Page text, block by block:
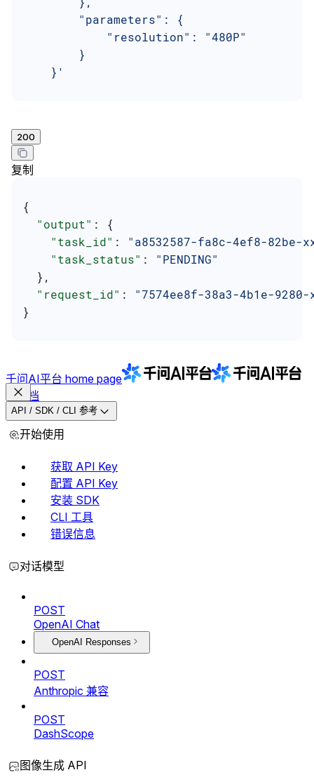
        "parameters": {
            "resolution": "480P"
        }
    }'
200
复制
{
  "output"
: {
    "task_id"
: "a8532587-fa8c-4ef8-82be-
    "task_status"
: "PENDING"
  },
  "request_id"
: "7574ee8f-38a3-4b1e-
}
千问AI平台 home page
文档
API / SDK / CLI 参考
开始使用
获取 API Key
配置 API Key
安装 SDK
CLI 工具
错误信息
对话模型
POST
OpenAI Chat
OpenAI Responses
POST
Anthropic 兼容
POST
DashScope
图像生成 API